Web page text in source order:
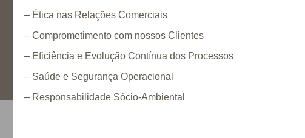
– Ética nas Relações Comerciais
– Comprometimento com nossos Clientes
– Eficiência e Evolução Contínua dos Processos
– Saúde e Segurança Operacional
– Responsabilidade Sócio-Ambiental